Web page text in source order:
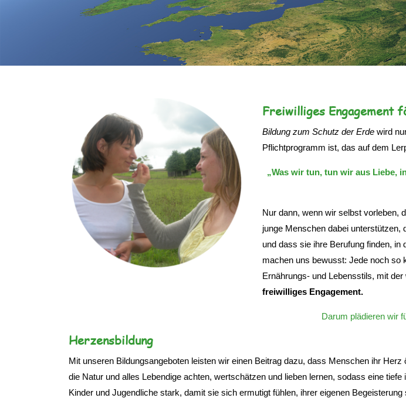
Freiwilliges Engagement
Bildung zum Schutz der Erde wird
Pflichtprogramm ist, das auf dem
„Was wir tun, tun wir aus Liebe,
Nur dann, wenn wir selbst vorleben,
junge Menschen dabei
und dass sie ihre Berufung finden, in
machen uns bewusst: Jede noch so
Ernährungs- und Lebensstils, mit
freiwilliges Engagement.
Darum plädieren wir
Herzensbildung
Mit unseren Bildungsangeboten leisten wir einen Beitrag dazu, dass Menschen ihr
die Natur und alles Lebendige achten, wertschätzen und lieben lernen, sodass eine
Kinder und Jugendliche stark, damit sie sich ermutigt fühlen, ihrer eigenen